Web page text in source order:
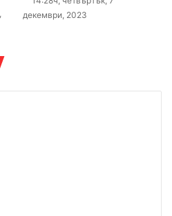
декември, 2023